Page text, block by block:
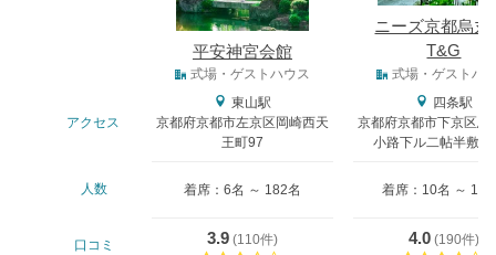
平安神宮会館
ニーズ京都烏丸
T&G
式場・ゲストハウス 式場・ゲストハ
アクセス
東山駅
京都府京都市左京区岡崎西天
王町97
四条駅
京都府京都市下京区烏
小路下ル二帖半敷町
人数 着席：6名 ～ 182名 着席：10名 ～ 110
口コミ 3.9 (110件)
4.0 (190件)